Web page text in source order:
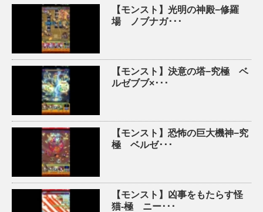
【モンスト】光明の神殿−修羅
場 ノブナガ･･･
【モンスト】決意の塔−究極 ベ
ルゼブブ×･･･
【モンスト】恐怖の巨大機神−究
極 ベルゼ･･･
【モンスト】凶事をもたらす怪
猫-極 ニー･･･